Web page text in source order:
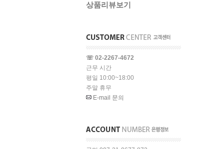
상품리뷰보기
☏ 02-2267-4672
근무 시간
평일 10:00~18:00
주말 휴무
E-mail 문의